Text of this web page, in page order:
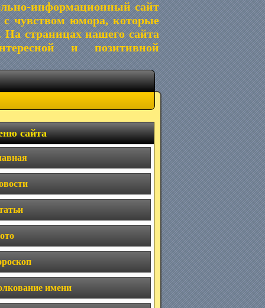
информационный сайт
чувством юмора, которые
страницах нашего сайта
и позитивной
сайта
имени